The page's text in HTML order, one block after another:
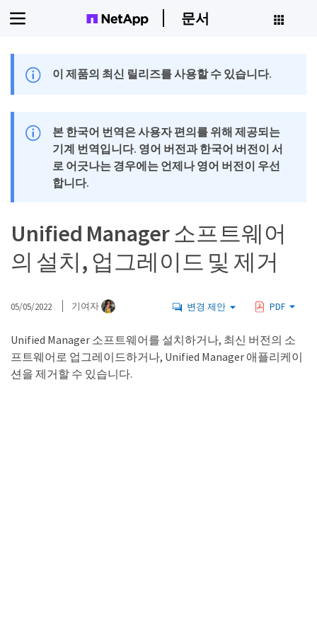
문서
이 제품의 최신 릴리즈를 사용할 수 있습니다.
본 한국어 번역은 사용자 편의를 위해 제공되는
기계 번역입니다. 영어 버전과 한국어 버전이 서
로 어긋나는 경우에는 언제나 영어 버전이 우선
합니다.
Unified Manager 소프트웨어
의 설치, 업그레이드 및 제거
05/05/2022 기여자 변경 제안 PDF
Unified Manager 소프트웨어를 설치하거나, 최신 버전의 소
프트웨어로 업그레이드하거나, Unified Manager 애플리케이
션을 제거할 수 있습니다.